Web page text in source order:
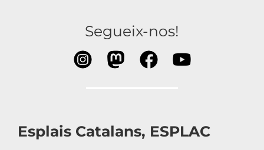
Segueix-nos!
Esplais Catalans, ESPLAC